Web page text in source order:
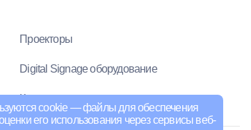
cookie — файлы для обеспечения
его использования через сервисы веб-
Проекторы
Digital Signage оборудование
Компьютеры и оргтехника